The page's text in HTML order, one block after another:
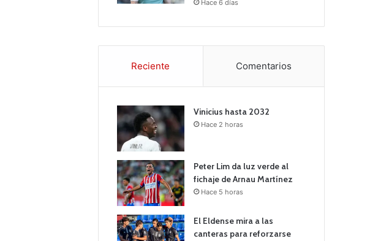
Hace 6 días
Reciente Comentarios
Vinicius hasta 2032
Hace 2 horas
Peter Lim da luz verde al
fichaje de Arnau Martínez
Hace 5 horas
El Eldense mira a las
canteras para reforzarse